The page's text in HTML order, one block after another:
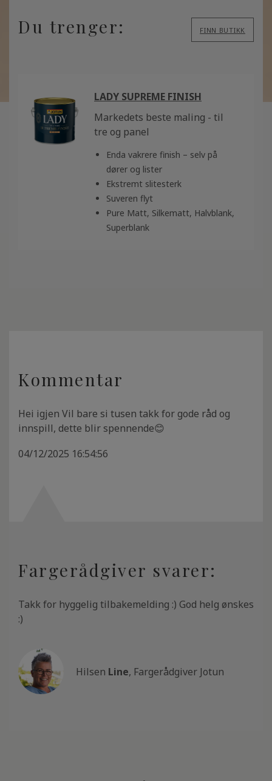
Du trenger: FINN BUTIKK
LADY SUPREME FINISH
Markedets beste maling - til
tre og panel
Enda vakrere finish – selv på
dører og lister
Ekstremt slitesterk
Suveren flyt
Pure Matt, Silkematt, Halvblank,
Superblank
Kommentar
Hei igjen Vil bare si tusen takk for gode råd og
innspill, dette blir spennende😊
04/12/2025 16:54:56
Fargerådgiver svarer:
Takk for hyggelig tilbakemelding :) God helg ønskes
:)
Hilsen Line, Fargerådgiver Jotun